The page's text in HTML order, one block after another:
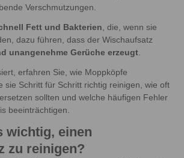
Verschmutzungen.
Fett und Bakterien , die, wenn sie
dazu führen, dass der Wischaufsatz
unangenehme Gerüche erzeugt
erfahren Sie, wie Moppköpfe
sie Schritt für Schritt richtig reinigen, wie oft
sollten und welche häufigen Fehler
beeinträchtigen.
wichtig, einen
zu reinigen?